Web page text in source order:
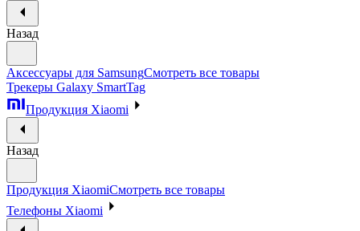
Назад
Аксессуары для SamsungСмотреть все товары
Трекеры Galaxy SmartTag
Продукция Xiaomi
Назад
Продукция XiaomiСмотреть все товары
Телефоны Xiaomi